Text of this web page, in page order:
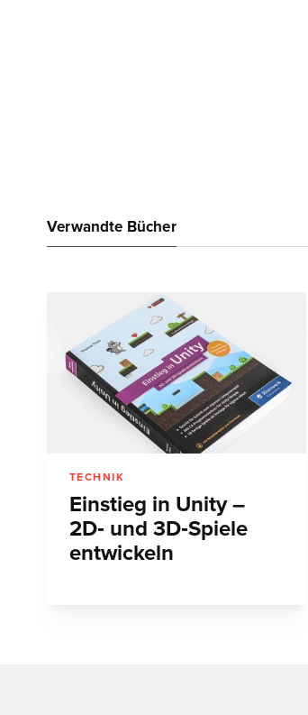
Verwandte Bücher
TECHNIK
Einstieg in Unity –
2D‑ und 3D‑Spiele
entwickeln